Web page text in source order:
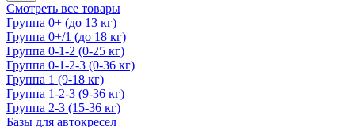
Смотреть все товары
Группа 0+ (до 13 кг)
Группа 0+/1 (до 18 кг)
Группа 0-1-2 (0-25 кг)
Группа 0-1-2-3 (0-36 кг)
Группа 1 (9-18 кг)
Группа 1-2-3 (9-36 кг)
Группа 2-3 (15-36 кг)
Базы для автокресел